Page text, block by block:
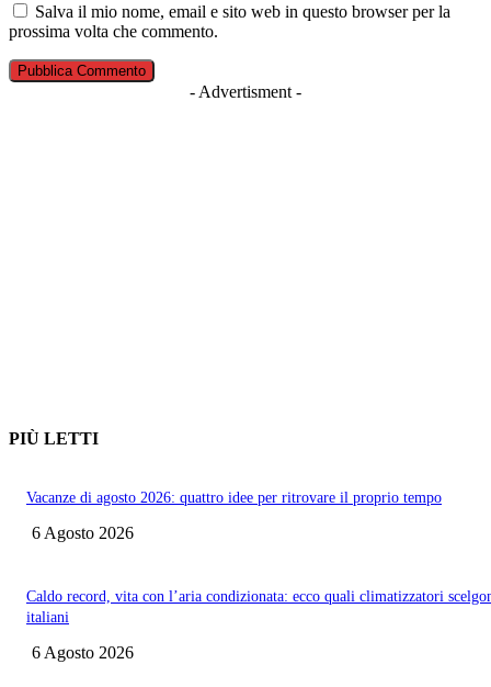
Salva il mio nome, email e sito web in questo browser per la
prossima volta che commento.
- Advertisment -
PIÙ LETTI
Vacanze di agosto 2026: quattro idee per ritrovare il proprio tempo
6 Agosto 2026
Caldo record, vita con l’aria condizionata: ecco quali climatizzatori
italiani
6 Agosto 2026